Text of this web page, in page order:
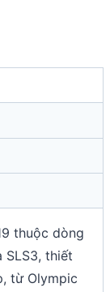
thuộc dòng
SLS3, thiết
từ Olympic